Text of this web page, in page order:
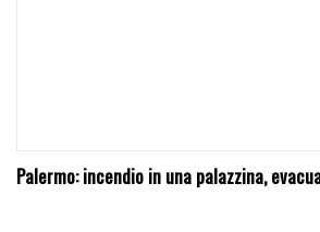
Palermo: incendio in una palazzina,